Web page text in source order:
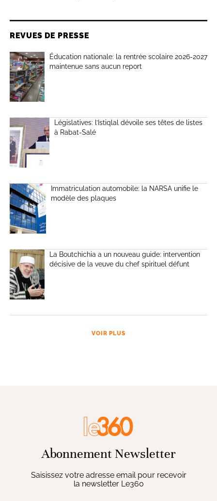
REVUES DE PRESSE
Éducation nationale: la rentrée scolaire 2026-2027
maintenue sans aucun report
Législatives: l’Istiqlal dévoile ses têtes de listes
à Rabat-Salé
Immatriculation automobile: la NARSA unifie le
modèle des plaques
La Boutchichia a un nouveau guide: intervention
décisive de la veuve du chef spirituel défunt
VOIR PLUS
Abonnement Newsletter
Saisissez votre adresse email pour recevoir
la newsletter Le360